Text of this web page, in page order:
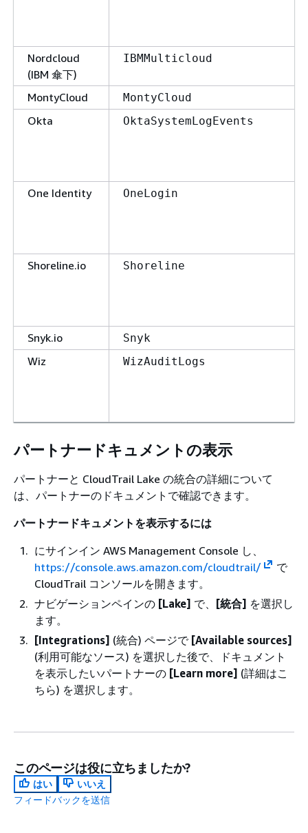
Nordcloud
(IBM 傘下)
IBMMulticloud
MontyCloud MontyCloud
Okta OktaSystemLogEvents
One Identity OneLogin
Shoreline.io Shoreline
Snyk.io Snyk
Wiz WizAuditLogs
パートナードキュメントの表示
パートナーと CloudTrail Lake の統合の詳細について
は、パートナーのドキュメントで確認できます。
パートナードキュメントを表示するには
にサインイン AWS Management Console し、
https://console.aws.amazon.com/cloudtrail/
で
CloudTrail コンソールを開きます。
ナビゲーションペインの [Lake] で、 [統合] を選択し
ます。
[Integrations] (統合) ページで [Available sources]
(利用可能なソース) を選択した後で、ドキュメント
を表示したいパートナーの [Learn more] (詳細はこ
ちら) を選択します。
このページは役に立ちましたか?
はい
いいえ
フィードバックを送信